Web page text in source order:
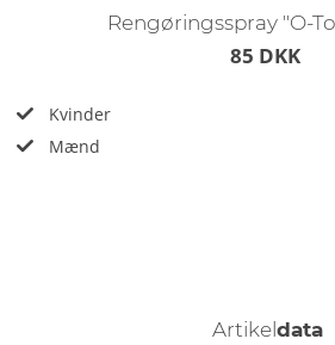
Rengøringsspray "O-
85 DKK
Kvinder
Mænd
Artikeldata